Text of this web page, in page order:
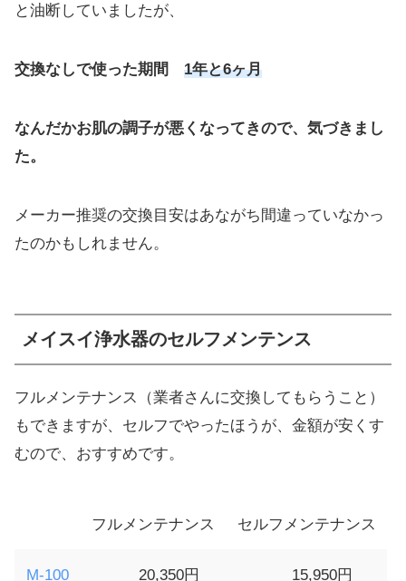
と油断していましたが、
交換なしで使った期間 1年と6ヶ月
なんだかお肌の調子が悪くなってきので、気づきまし
た。
メーカー推奨の交換目安はあながち間違っていなかっ
たのかもしれません。
メイスイ浄水器のセルフメンテンス
フルメンテナンス（業者さんに交換してもらうこと）
もできますが、セルフでやったほうが、金額が安くす
むので、おすすめです。
フルメンテナンス セルフメンテナンス
M-100 20,350円 15,950円